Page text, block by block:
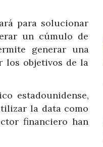
para solucionar
un cúmulo de
generar una
los objetivos de la
estadounidense,
la data como
financiero han